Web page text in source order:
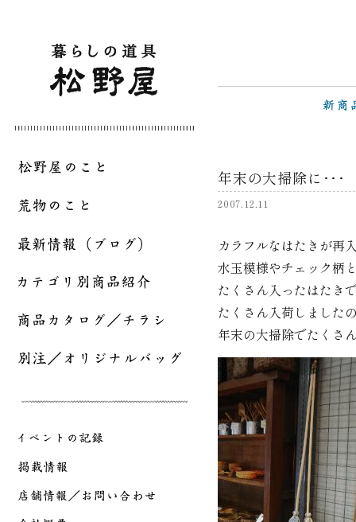
年末の大掃除に･･･
2007.12.11
カラフルなはたきが再
水玉模様やチェック柄
たくさん入ったはたき
たくさん入荷しました
年末の大掃除でたくさ